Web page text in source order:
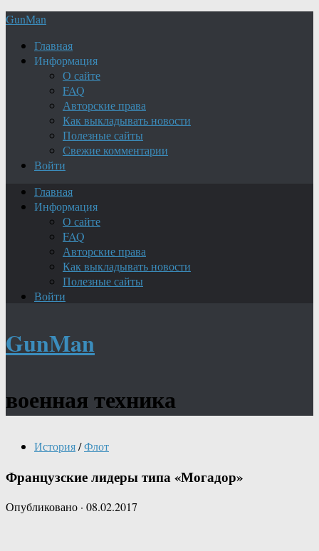
GunMan
Главная
Информация
О сайте
FAQ
Авторские права
Как выкладывать новости
Полезные сайты
Свежие комментарии
Войти
Главная
Информация
О сайте
FAQ
Авторские права
Как выкладывать новости
Полезные сайты
Войти
GunMan
военная техника
История/Флот
Французские лидеры типа «Могадор»
Опубликовано · 08.02.2017